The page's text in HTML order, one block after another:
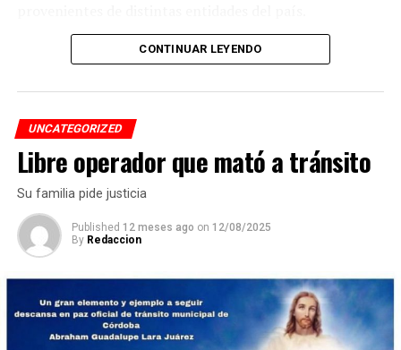
El desempeño mostrado por los jóvenes les permitió
calificar a la siguiente fase de la competencia, que
tendrá lugar los días 5 y 6 de septiembre en Cancún,
Quintana Roo.
De obtener resultados favorables en esa etapa, el equipo
tendría la posibilidad de representar a México en la final
internacional de la WRO, que se efectuará en Costa Rica.
CONTINUAR LEYENDO
UNCATEGORIZED
Libre operador que mató a tránsito
Su familia pide justicia
Published 12 meses ago on 12/08/2025
By Redaccion